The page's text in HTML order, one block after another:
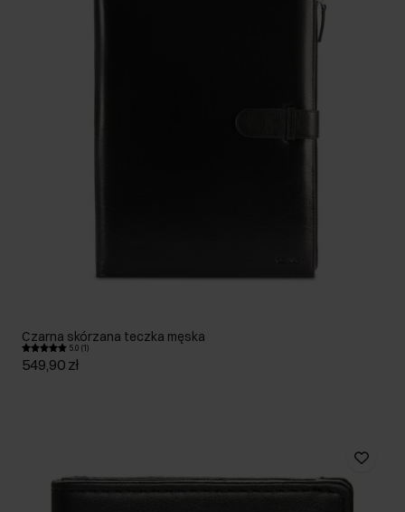
Czarna skórzana teczka męska
5.0 (1)
549,90 zł